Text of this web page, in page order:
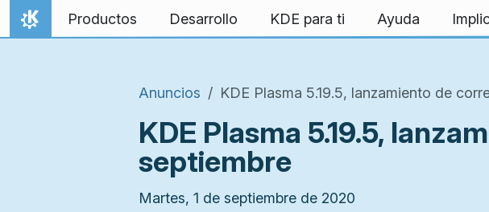
Ir al contenido
Inicio
Productos Desarrollo KDE para ti Ayuda
Anuncios KDE Plasma 5.19.5, lanzamiento de
KDE Plasma 5.19.5,
septiembre
Martes, 1 de septiembre de 2020